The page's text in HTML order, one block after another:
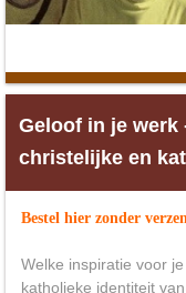
Geloof in je werk
christelijke en
Bestel hier zonder
Welke inspiratie voor
katholieke identiteit